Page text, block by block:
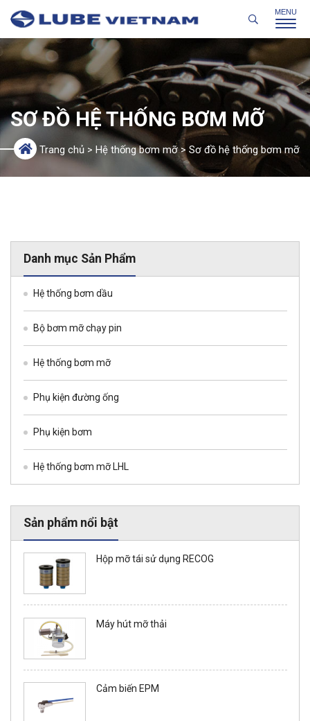
SƠ ĐỒ HỆ THỐNG BƠM MỠ
Trang chủ > Hệ thống bơm mỡ> Sơ đồ hệ thống bơm mỡ
Danh mục Sản Phẩm
Hệ thống bơm dầu
Bộ bơm mỡ chạy pin
Hệ thống bơm mỡ
Phụ kiện đường ống
Phụ kiện bơm
Hệ thống bơm mỡ LHL
Sản phẩm nổi bật
Hộp mỡ tái sử dụng RECOG
Máy hút mỡ thải
Cảm biến EPM